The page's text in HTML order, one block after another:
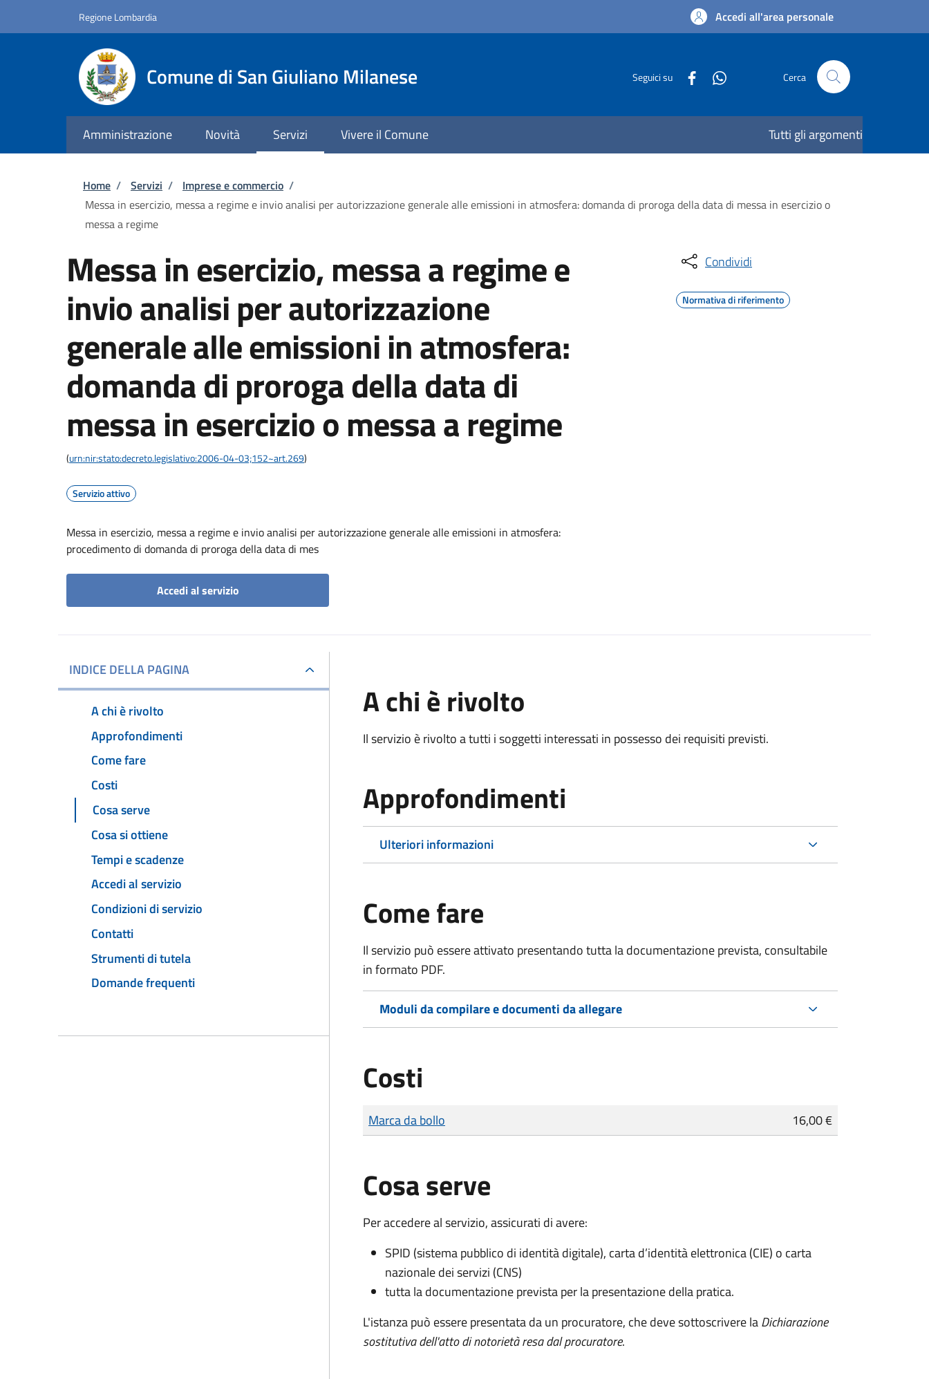
Regione Lombardia Accedi all'area personale
Comune di San Giuliano Milanese Seguici su Cerca
Amministrazione Novità Servizi Vivere il Comune Tutti gli argomenti
Briciole di pane
Home / Servizi / Imprese e commercio /
Messa in esercizio, messa a regime e invio analisi per autorizzazione generale alle emissioni in atmosfera: domanda di proroga della data di messa in esercizio o
messa a regime
Messa in esercizio, messa a regime e
invio analisi per autorizzazione
generale alle emissioni in atmosfera:
domanda di proroga della data di
messa in esercizio o messa a regime
(urn:nir:stato:decreto.legislativo:2006-04-03;152~art.269)
Servizio attivo
Messa in esercizio, messa a regime e invio analisi per autorizzazione generale alle emissioni in atmosfera:
procedimento di domanda di proroga della data di mes
Accedi al servizio
Condividi
Normativa di riferimento
INDICE DELLA PAGINA
A chi è rivolto
Approfondimenti
Come fare
Costi
Cosa serve
Cosa si ottiene
Tempi e scadenze
Accedi al servizio
Condizioni di servizio
Contatti
Strumenti di tutela
Domande frequenti
A chi è rivolto
Il servizio è rivolto a tutti i soggetti interessati in possesso dei requisiti previsti.
Approfondimenti
Ulteriori informazioni
Come fare
Il servizio può essere attivato presentando tutta la documentazione prevista, consultabile
in formato PDF.
Moduli da compilare e documenti da allegare
Costi
Tipo di pagamento
Importo
Marca da bollo 16,00 €
Cosa serve
Per accedere al servizio, assicurati di avere:
SPID (sistema pubblico di identità digitale), carta d’identità elettronica (CIE) o carta
nazionale dei servizi (CNS)
tutta la documentazione prevista per la presentazione della pratica.
L'istanza può essere presentata da un procuratore, che deve sottoscrivere laDichiarazione
sostitutiva dell'atto di notorietà resa dal procuratore.